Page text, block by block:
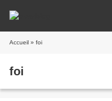
Accueil » foi
foi